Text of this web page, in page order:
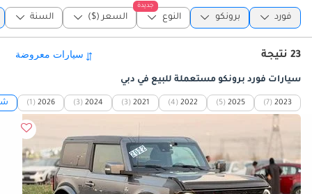
فورد برونكو
جديدة
النوع السعر ($) السنة
23 نتيجة
سيارات فورد برونكو مستعملة للبيع في دبي
2023
(7)
2025
(5)
2022
(4)
2021
(3)
2024
(3)
2026
(1)